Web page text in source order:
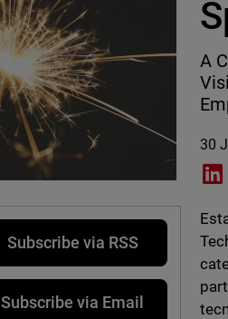
Subscribe via RSS
Subscribe via Email
A
30